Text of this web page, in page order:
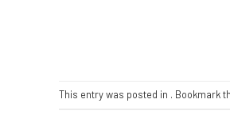
This entry was posted in . Bookmark